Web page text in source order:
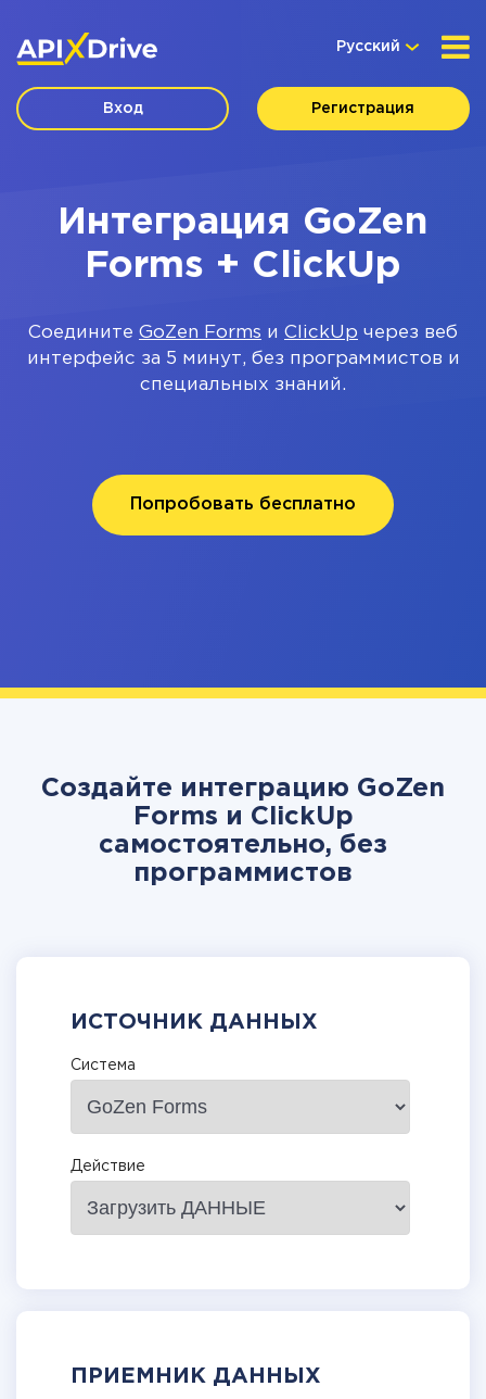
Русский
Вход Регистрация
Интеграция GoZen
Forms + ClickUp
Соедините GoZen Forms и ClickUp через веб
интерфейс за 5 минут, без программистов и
специальных знаний.
Попробовать бесплатно
Создайте интеграцию GoZen
Forms и ClickUp
самостоятельно, без
программистов
ИСТОЧНИК ДАННЫХ
Система
Действие
ПРИЕМНИК ДАННЫХ